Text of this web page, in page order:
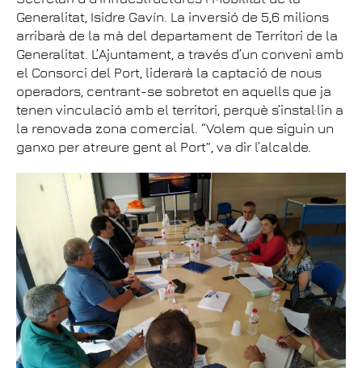
Generalitat, Isidre Gavín. La inversió de 5,6 milions
arribarà de la mà del departament de Territori de la
Generalitat. L’Ajuntament, a través d’un conveni amb
el Consorci del Port, liderarà la captació de nous
operadors, centrant-se sobretot en aquells que ja
tenen vinculació amb el territori, perquè s’instal·lin a
la renovada zona comercial. “Volem que siguin un
ganxo per atreure gent al Port”, va dir l’alcalde.